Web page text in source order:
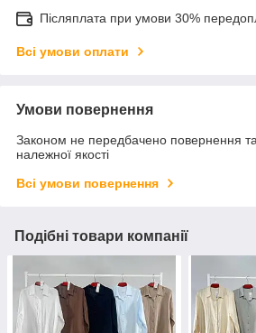
Післяплата при умови 30%
Всі умови оплати
Умови повернення
Законом не передбачено повернення
належної якості
Всі умови повернення
Подібні товари компанії